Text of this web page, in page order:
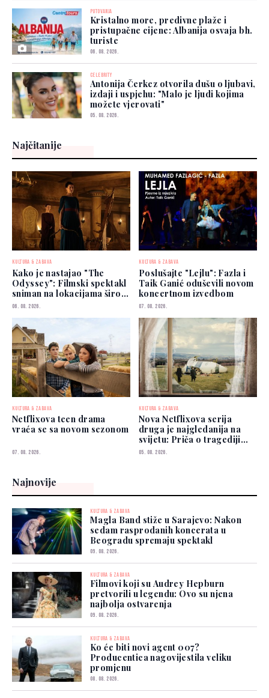
PUTOVANJA
Kristalno more, predivne plaže i
pristupačne cijene: Albanija osvaja bh.
turiste
06. 08. 2026.
CELEBRITY
Antonija Čerkez otvorila dušu o ljubavi,
izdaji i uspjehu: "Malo je ljudi kojima
možete vjerovati"
05. 08. 2026.
Najčitanije
KULTURA & ZABAVA
Kako je nastajao "The
Odyssey": Filmski spektakl
sniman na lokacijama širom
svijeta
06. 08. 2026.
KULTURA & ZABAVA
Poslušajte "Lejlu": Fazla i
Taik Ganić oduševili novom
koncertnom izvedbom
07. 08. 2026.
KULTURA & ZABAVA
Netflixova teen drama
vraća se sa novom sezonom
07. 08. 2026.
KULTURA & ZABAVA
Nova Netflixova serija
druga je najgledanija na
svijetu: Priča o tragediji
koja je šokirala planetu
05. 08. 2026.
Najnovije
KULTURA & ZABAVA
Magla Band stiže u Sarajevo: Nakon
sedam rasprodanih koncerata u
Beogradu spremaju spektakl
09. 08. 2026.
KULTURA & ZABAVA
Filmovi koji su Audrey Hepburn
pretvorili u legendu: Ovo su njena
najbolja ostvarenja
09. 08. 2026.
KULTURA & ZABAVA
Ko će biti novi agent 007?
Producentica nagovijestila veliku
promjenu
08. 08. 2026.